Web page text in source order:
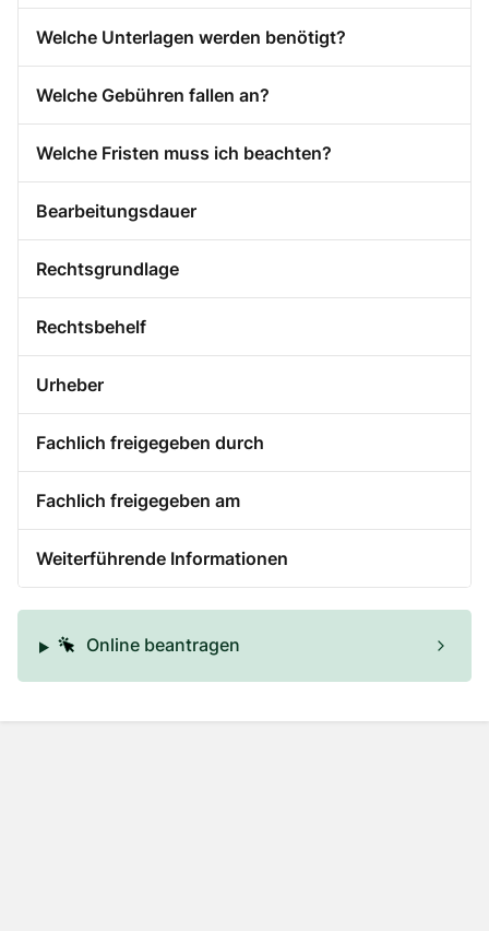
Welche Unterlagen werden benötigt?
Welche Gebühren fallen an?
Welche Fristen muss ich beachten?
Bearbeitungsdauer
Rechtsgrundlage
Rechtsbehelf
Urheber
Fachlich freigegeben durch
Fachlich freigegeben am
Weiterführende Informationen
Online beantragen